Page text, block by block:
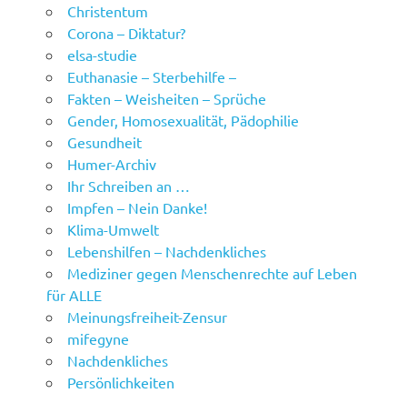
Christentum
Corona – Diktatur?
elsa-studie
Euthanasie – Sterbehilfe –
Fakten – Weisheiten – Sprüche
Gender, Homosexualität, Pädophilie
Gesundheit
Humer-Archiv
Ihr Schreiben an …
Impfen – Nein Danke!
Klima-Umwelt
Lebenshilfen – Nachdenkliches
Mediziner gegen Menschenrechte auf Leben
für ALLE
Meinungsfreiheit-Zensur
mifegyne
Nachdenkliches
Persönlichkeiten